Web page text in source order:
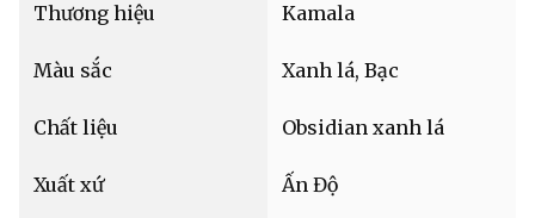
Thương hiệu Kamala
Màu sắc Xanh lá, Bạc
Chất liệu Obsidian xanh lá
Xuất xứ Ấn Độ